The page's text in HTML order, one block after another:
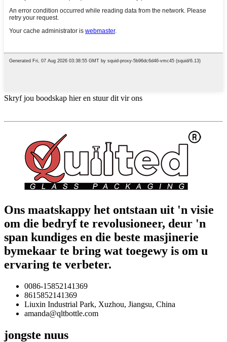
Skryf jou boodskap hier en stuur dit vir ons
Ons maatskappy het ontstaan ​​uit 'n visie
om die bedryf te revolusioneer, deur 'n
span kundiges en die beste masjinerie
bymekaar te bring wat toegewy is om u
ervaring te verbeter.
0086-15852141369
8615852141369
Liuxin Industrial Park, Xuzhou, Jiangsu, China
amanda@qltbottle.com
jongste nuus